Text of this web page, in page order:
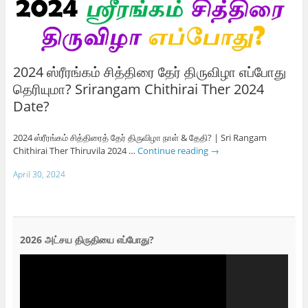
2024 ஸ்ரீரங்கம் சித்திரை தேர் திருவிழா எப்போது
தெரியுமா? Srirangam Chithirai Ther 2024
Date?
2024 ஸ்ரீரங்கம் சித்திரைத் தேர் திருவிழா நாள் & தேதி? | Sri Rangam
Chithirai Ther Thiruvila 2024 … Continue reading →
April 30, 2024
2026 அட்சய திருதியை எப்போது?